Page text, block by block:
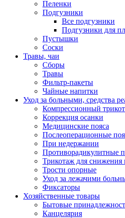
Пеленки
Подгузники
Все подгузники
Подгузники для
Пустышки
Соски
Травы, чаи
Сборы
Травы
Фильтр-пакеты
Чайные напитки
Уход за больными, средства
Компрессионный
Коррекция осанки
Медицинские пояса
Послеоперационные
При недержании
Противорадикулитные
Трикотаж для снижения
Трости опорные
Уход за лежачими
Фиксаторы
Хозяйственные товары
Бытовые
Канцелярия